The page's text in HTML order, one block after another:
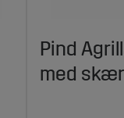
Pind
med